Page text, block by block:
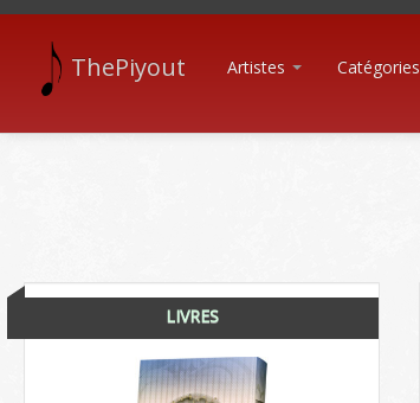
ThePiyout Artistes Catégories
LIVRES